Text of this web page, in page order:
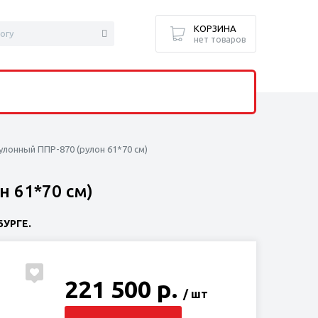
ППР-870 (рулон 61*70 см)
61*70 см)
221 500 р. / шт
КОРЗИНА
нет товаров